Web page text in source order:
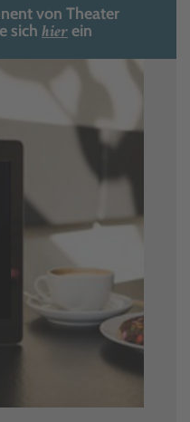
von Theater
sich hierein